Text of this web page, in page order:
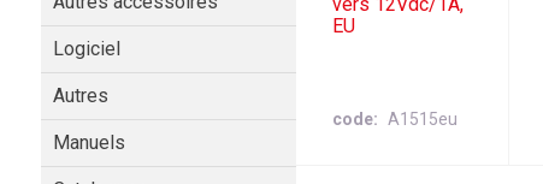
Logiciel
Autres
Manuels
EU
code A1515eu